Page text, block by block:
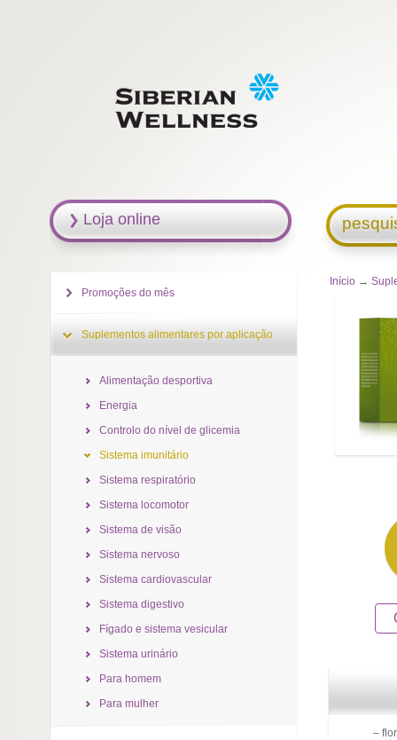
Início →
–
Loja online
Promoções do mês
Suplementos alimentares por aplicação
Alimentação desportiva
Energia
Controlo do nível de glicemia
Sistema imunitário
Sistema respiratório
Sistema locomotor
Sistema de visão
Sistema nervoso
Sistema cardiovascular
Sistema digestivo
Fígado e sistema vesicular
Sistema urinário
Para homem
Para mulher